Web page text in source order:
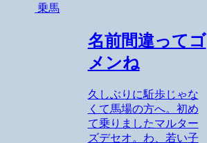
乗馬
名前間違ってゴ
メンね
久しぶりに駈歩じゃな
くて馬場の方へ。初め
て乗りましたマルター
ズデセオ。わ、若い子